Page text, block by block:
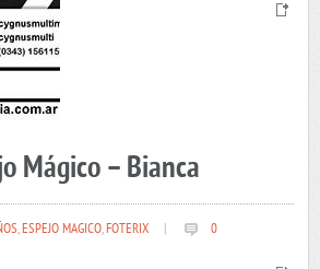
Mágico – Bianca
,ESPEJO MAGICO,FOTERIX 0